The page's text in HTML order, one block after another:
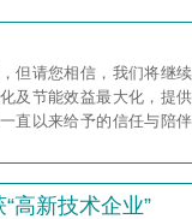
但请您相信，我们将继
及节能效益最大化，提
直以来给予的信任与陪伴
高新技术企业”